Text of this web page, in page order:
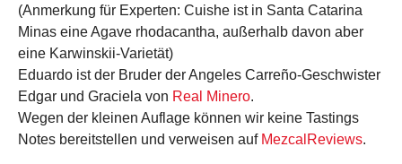
(Anmerkung für Experten: Cuishe ist in Santa Catarina
Minas eine Agave rhodacantha, außerhalb davon aber
eine Karwinskii-Varietät)
Eduardo ist der Bruder der Angeles Carreño-Geschwister
Edgar und Graciela von Real Minero.
Wegen der kleinen Auflage können wir keine Tastings
Notes bereitstellen und verweisen auf MezcalReviews.